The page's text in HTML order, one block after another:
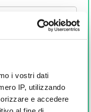
i vostri dati
IP, utilizzando
e accedere